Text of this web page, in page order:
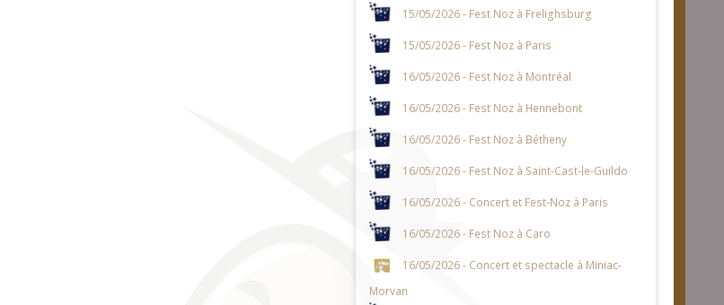
15/05/2026 - Fest Noz à Frelighsburg
15/05/2026 - Fest Noz à Paris
16/05/2026 - Fest Noz à Montréal
16/05/2026 - Fest Noz à Hennebont
16/05/2026 - Fest Noz à Bétheny
16/05/2026 - Fest Noz à Saint-Cast-le-Guildo
16/05/2026 - Concert et Fest-Noz à Paris
16/05/2026 - Fest Noz à Caro
16/05/2026 - Concert et spectacle à Miniac-
Morvan